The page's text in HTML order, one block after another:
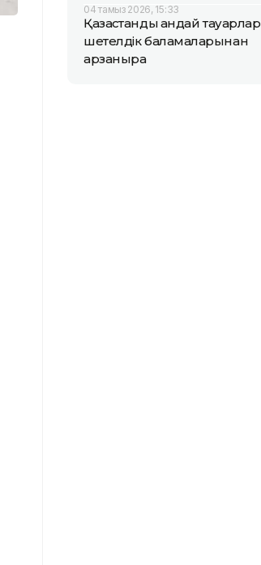
04 тамыз 2026, 15:33
Қазақстандық қандай тауарлар
шетелдік баламаларынан
арзанырақ